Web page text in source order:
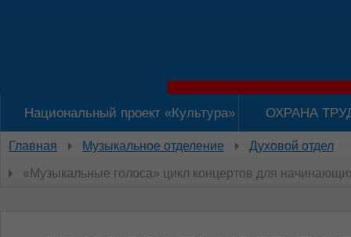
Национальный проект «Культура» ОХРАНА
Главная Музыкальное отделение Духовой отдел
«Музыкальные голоса» цикл концертов для